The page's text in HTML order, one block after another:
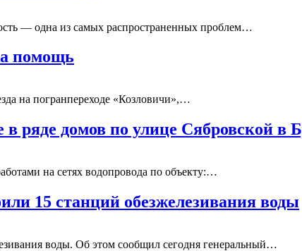
— одна из самых распространенных проблем…
помощь
на погранпереходе «Козловичи»,…
ряде домов по улице Сябровской в
на сетях водопровода по объекту:…
15 станций обезжелезивания воды
воды. Об этом сообщил сегодня генеральный…